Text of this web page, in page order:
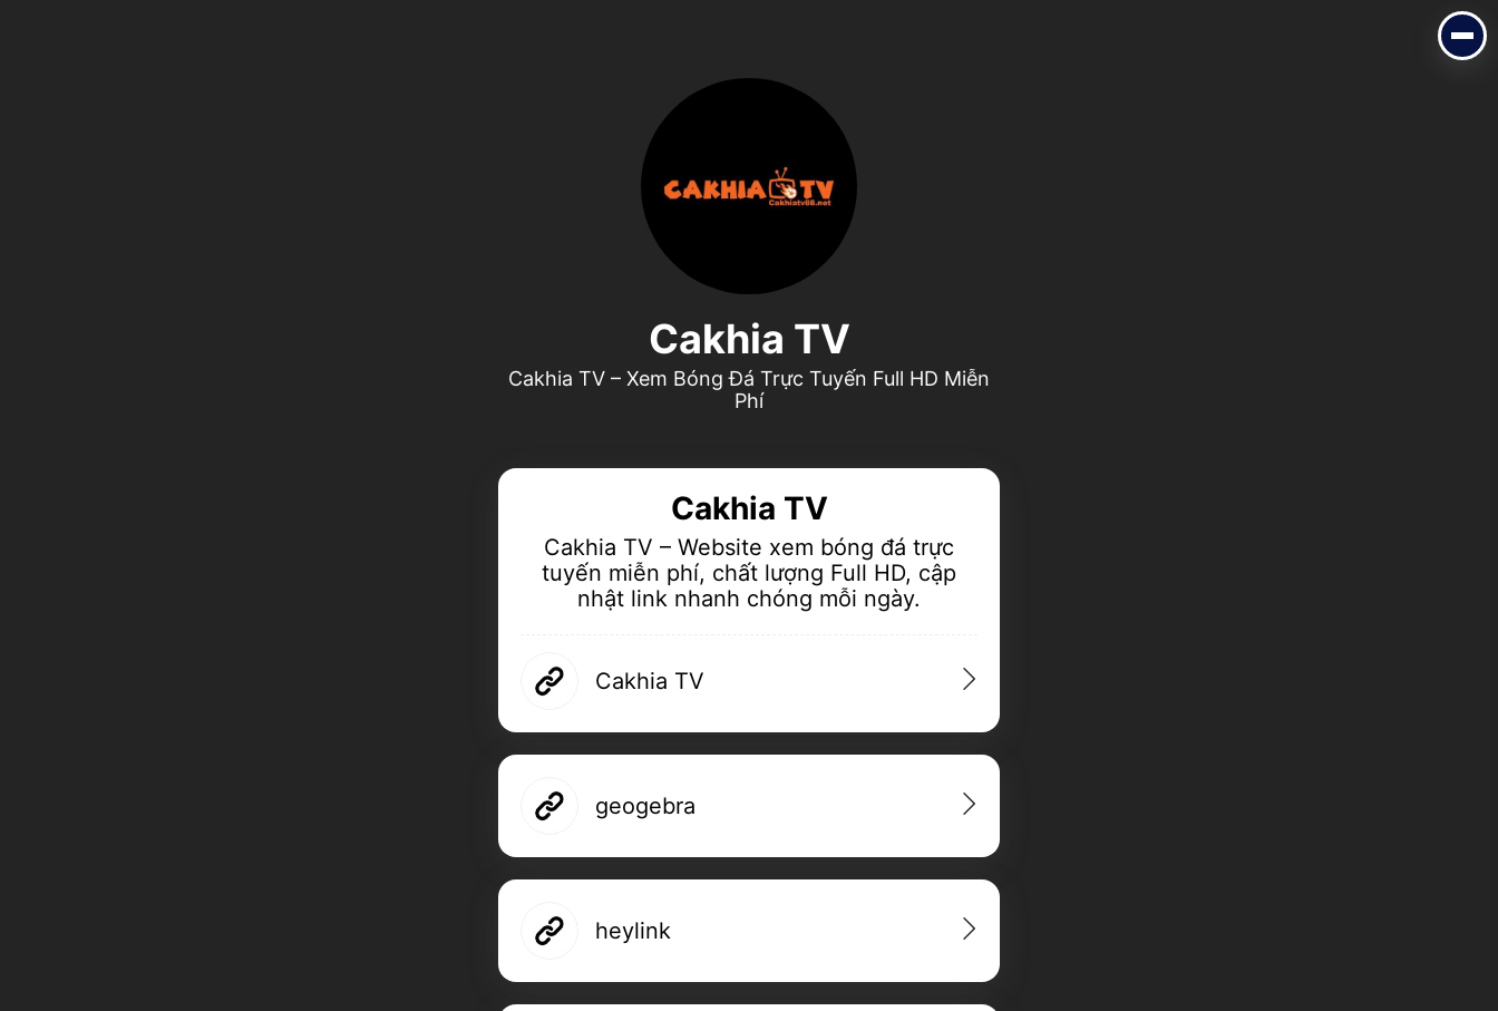
Cakhia TV
Cakhia TV – Xem Bóng Đá Trực Tuyến Full HD Miễn Phí
Add to Home Screen
Add to Gallery
Cakhia TV
Cakhia TV – Xem Bóng Đá Trực Tuyến Full HD Miễn
Phí
Cakhia TV
Cakhia TV – Website xem bóng đá trực
tuyến miễn phí, chất lượng Full HD, cập
nhật link nhanh chóng mỗi ngày.
Cakhia TV
geogebra
heylink